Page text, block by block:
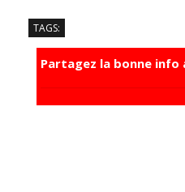
TAGS:
Partagez la bonne info